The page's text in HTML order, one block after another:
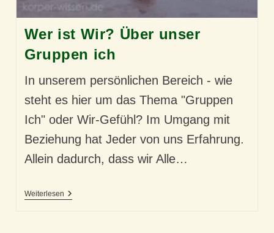
Wer ist Wir? Über unser
Gruppen ich
In unserem persönlichen Bereich - wie
steht es hier um das Thema "Gruppen
Ich" oder Wir-Gefühl? Im Umgang mit
Beziehung hat Jeder von uns Erfahrung.
Allein dadurch, dass wir Alle…
WeiterlesenWer